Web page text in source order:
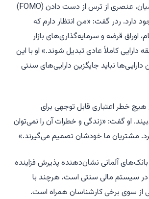
با این حال، برای حامیان، عنصری از ترس از دست دادن (FOMO)
دارد. ردر گفت: «من انتظار دارم که
اوراق قرضه و سرمایه‌گذاری‌های بازار
کاملاً عادی تبدیل شوند.» او با این
دارایی‌ها نباید جایگزین دارایی‌های سنتی
هیچ خطر اعتباری قابل توجهی برای
او گفت: «زندگی و خطرات آن را نمی‌توان
مشتریان ما خودشان تصمیم می‌گیرند.»
بانک‌های آلمانی نشان‌دهنده پذیرش فزاینده
در سیستم مالی سنتی است، هرچند با
از سوی برخی کارشناسان همراه است.